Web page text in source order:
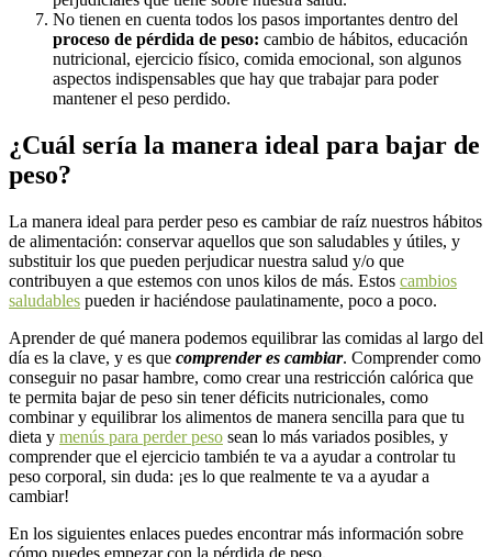
No tienen en cuenta todos los pasos importantes dentro del
proceso de pérdida de peso: cambio de hábitos, educación
nutricional, ejercicio físico, comida emocional, son algunos
aspectos indispensables que hay que trabajar para poder
mantener el peso perdido.
¿Cuál sería la manera ideal para bajar de
peso?
La manera ideal para perder peso es cambiar de raíz nuestros hábitos
de alimentación: conservar aquellos que son saludables y útiles, y
substituir los que pueden perjudicar nuestra salud y/o que
contribuyen a que estemos con unos kilos de más. Estos cambios
saludables pueden ir haciéndose paulatinamente, poco a poco.
Aprender de qué manera podemos equilibrar las comidas al largo del
día es la clave, y es que comprender es cambiar. Comprender como
conseguir no pasar hambre, como crear una restricción calórica que
te permita bajar de peso sin tener déficits nutricionales, como
combinar y equilibrar los alimentos de manera sencilla para que tu
dieta y menús para perder peso sean lo más variados posibles, y
comprender que el ejercicio también te va a ayudar a controlar tu
peso corporal, sin duda: ¡es lo que realmente te va a ayudar a
cambiar!
En los siguientes enlaces puedes encontrar más información sobre
cómo puedes empezar con la pérdida de peso.